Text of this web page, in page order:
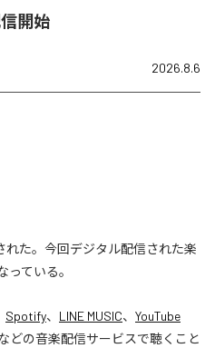
信開始
2026.8.6
れた。今回デジタル配信された楽
っている。
Spotify、 LINE MUSIC、 YouTube
どの音楽配信サービスで聴くこと